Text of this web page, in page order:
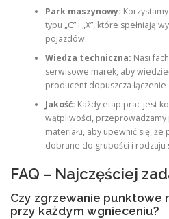
Park maszynowy:
typu „C” i „X”, które spełniają
pojazdów.
Wiedza techniczna: Nasi
serwisowe marek, aby
producent dopuszcza
Jakość: Każdy etap prac jest
wątpliwości,
materiału, aby upewnić się,
dobrane do grubości i rodzaju
FAQ – Najczęściej
Czy zgrzewanie punktowe
przy każdym wgnieceniu?